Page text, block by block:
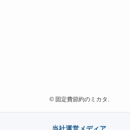
©固定費節約のミカタ.
当社運営メディア